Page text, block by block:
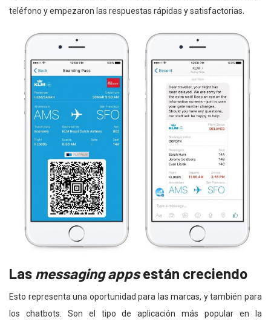
teléfono y empezaron las respuestas rápidas y satisfactorias.
Las messaging appsestán creciendo
Esto representa una oportunidad para las marcas, y también para
los chatbots. Son el tipo de aplicación más popular en la